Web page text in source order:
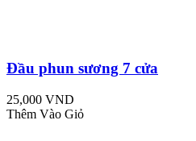
Đầu phun sương 7 cửa
25,000 VND
Thêm Vào Giỏ